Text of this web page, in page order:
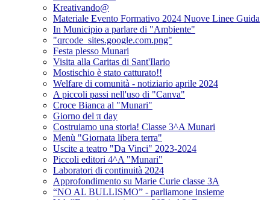
Kreativando@
Materiale Evento Formativo 2024 Nuove Linee Guida
In Municipio a parlare di "Ambiente"
"qrcode_sites.google.com.png"
Festa plesso Munari
Visita alla Caritas di Sant'Ilario
Mostischio è stato catturato!!
Welfare di comunità - notiziario aprile 2024
A piccoli passi nell'uso di "Canva"
Croce Bianca al "Munari"
Giorno del π day
Costruiamo una storia! Classe 3^A Munari
Menù "Giornata libera terra"
Uscite a teatro "Da Vinci" 2023-2024
Piccoli editori 4^A "Munari"
Laboratori di continuità 2024
Approfondimento su Marie Curie classe 3A
“NO AL BULLISMO” - parliamone insieme